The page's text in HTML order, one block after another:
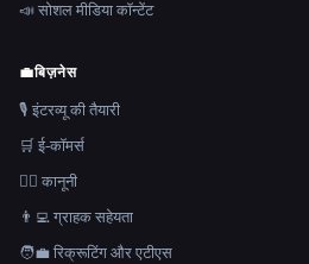
📣 सोशल मीडिया कॉन्टेंट
💼बिज़नेस
🎙️ इंटरव्यू की तैयारी
🛒 ई-कॉमर्स
👩‍⚖️ कानूनी
👨‍💻 ग्राहक सहेयता
🧑‍💼 रिक्रूटिंग और एटीएस